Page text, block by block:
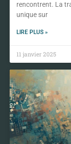
rencontrent. La
unique sur
LIRE PLUS »
11 janvier 2025